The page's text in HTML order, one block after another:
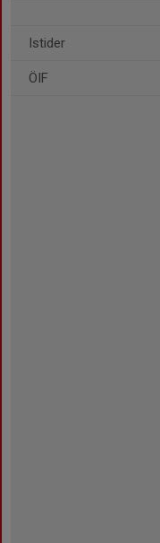
Istider
ÖIF